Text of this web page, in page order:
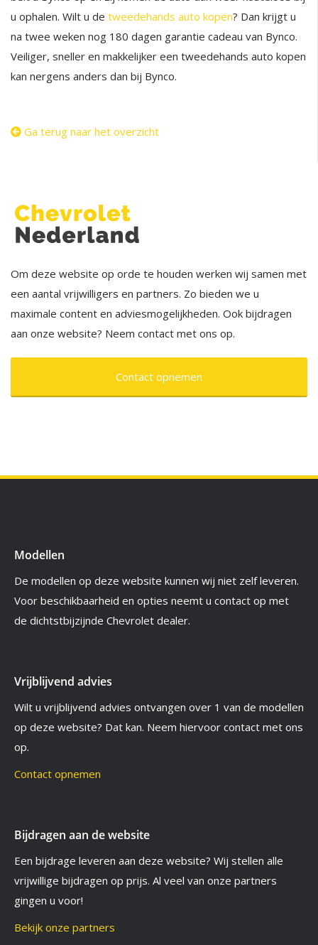
u ophalen. Wilt u de tweedehands auto kopen? Dan krijgt u
na twee weken nog 180 dagen garantie cadeau van Bynco.
Veiliger, sneller en makkelijker een tweedehands auto kopen
kan nergens anders dan bij Bynco.
Ga terug naar het overzicht
Om deze website op orde te houden werken wij samen met
een aantal vrijwilligers en partners. Zo bieden we u
maximale content en adviesmogelijkheden. Ook bijdragen
aan onze website? Neem contact met ons op.
Contact opnemen
Modellen
De modellen op deze website kunnen wij niet zelf leveren.
Voor beschikbaarheid en opties neemt u contact op met
de dichtstbijzijnde Chevrolet dealer.
Vrijblijvend advies
Wilt u vrijblijvend advies ontvangen over 1 van de modellen
op deze website? Dat kan. Neem hiervoor contact met ons
op.
Contact opnemen
Bijdragen aan de website
Een bijdrage leveren aan deze website? Wij stellen alle
vrijwillige bijdragen op prijs. Al veel van onze partners
gingen u voor!
Bekijk onze partners